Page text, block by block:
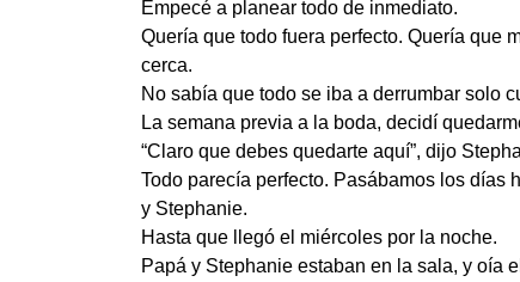
Empecé a planear todo de inmediato.
Quería que todo fuera perfecto. Quería que
cerca.
No sabía que todo se iba a derrumbar solo
La semana previa a la boda, decidí
“Claro que debes quedarte aquí”, dijo
Todo parecía perfecto. Pasábamos los días
y Stephanie.
Hasta que llegó el miércoles por la noche.
Papá y Stephanie estaban en la sala, y oía